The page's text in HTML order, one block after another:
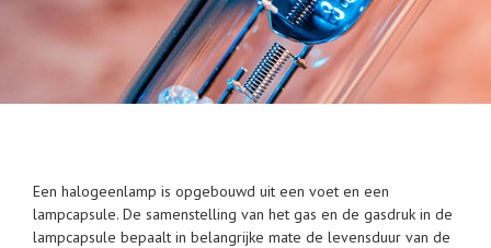
Een halogeenlamp is opgebouwd uit een voet en een
lampcapsule. De samenstelling van het gas en de gasdruk in de
lampcapsule bepaalt in belangrijke mate de levensduur van de